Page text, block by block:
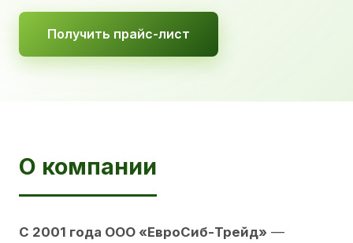
Получить прайс-лист
О компании
С 2001 года ООО «ЕвроСиб-Трейд» —